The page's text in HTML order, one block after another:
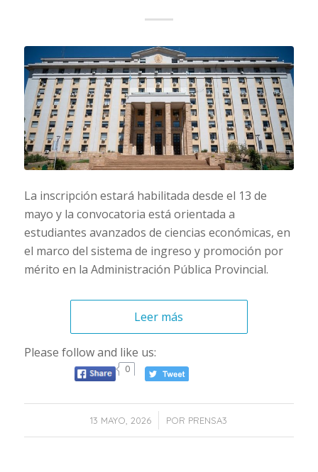
La inscripción estará habilitada desde el 13 de
mayo y la convocatoria está orientada a
estudiantes avanzados de ciencias económicas, en
el marco del sistema de ingreso y promoción por
mérito en la Administración Pública Provincial.
Leer más
Please follow and like us:
0
13 MAYO, 2026
/ POR PRENSA3